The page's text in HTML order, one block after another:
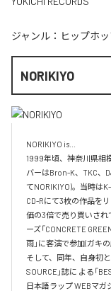
ジャンル： ヒップホ
NORIKIYO
NORIKIYO is...
1999年頃、神奈川県相
バーはBron-K、TKC、
てNORIKIYO)。当時は
CD-Rにて3枚の作品を
価の3倍で売り買いされ
ーズ「CONCRETE
雨」に客演で参加(ガキ
そして、同年、自身初
SOURCE」誌に よる「
日本語ラップ WEBマガ